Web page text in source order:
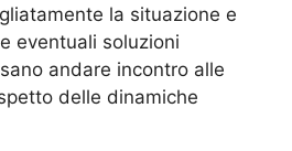
la situazione e
eventuali soluzioni
andare incontro alle
delle dinamiche